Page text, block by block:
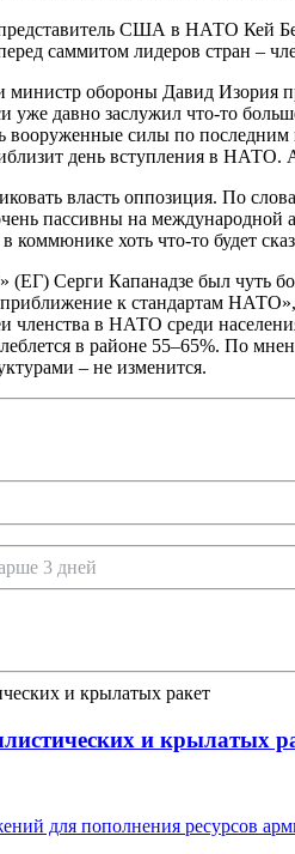
США в НАТО Кей
саммитом лидеров стран –
обороны Давид Изория
уже давно заслужил что-то
вооруженные силы по
день вступления в НАТО.
власть оппозиция. По
пассивны на
хоть что-то будет
(ЕГ) Серги Капанадзе был чуть
к стандартам
членства в НАТО среди
в районе 55–65%. По
– не изменится.
3 дней
и крылатых
для пополнения ресурсов